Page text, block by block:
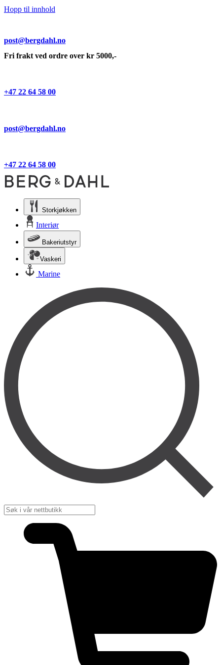
Hopp til innhold
post@bergdahl.no
Fri frakt ved ordre over kr 5000,-
+47 22 64 58 00
post@bergdahl.no
+47 22 64 58 00
Storkjøkken
Interiør
Bakeriutstyr
Vaskeri
Marine